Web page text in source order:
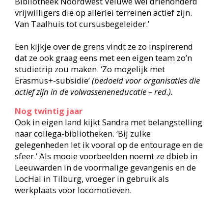
Bibliotheekblad 5 • mei 2024